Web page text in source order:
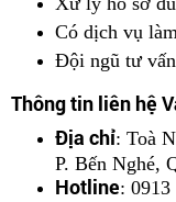
Có dịch vụ
Đội ngũ tư
Thông tin liên hệ
Địa chỉ: Toà
P. Bến Nghé,
Hotline: 0913